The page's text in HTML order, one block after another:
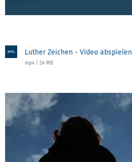
MP4 Luther Zeichen - Video abspielen
mp4 | 24 MB